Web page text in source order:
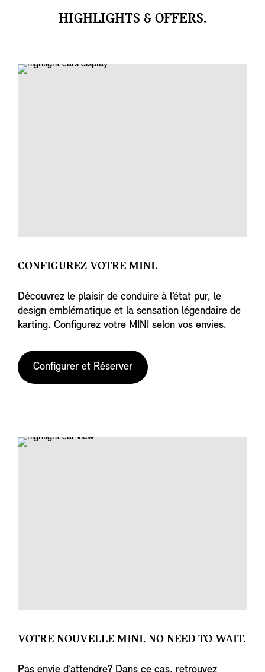
HIGHLIGHTS & OFFERS.
CONFIGUREZ VOTRE MINI.
Découvrez le plaisir de conduire à l’état pur, le
design emblématique et la sensation légendaire de
karting. Configurez votre MINI selon vos envies.
Configurer et Réserver
VOTRE NOUVELLE MINI. NO NEED TO WAIT.